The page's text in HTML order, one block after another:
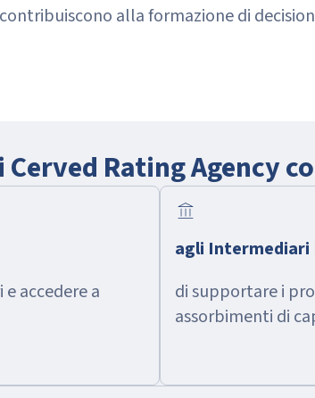
alla formazione di
Rating Agency
accedere a
account_balance
agli Intermediari
di supportare i
assorbimenti di